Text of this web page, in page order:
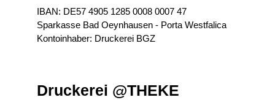
IBAN: DE57 4905 1285 0008 0007 47
Sparkasse Bad Oeynhausen - Porta Westfalica
Kontoinhaber: Druckerei BGZ
Druckerei @THEKE